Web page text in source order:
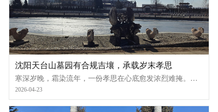
沈阳天台山墓园有合规吉壤，承载岁末孝思
寒深岁晚，霜染流年，一份孝思在心底愈发浓烈难掩。为
逝去的亲人择一处国有合规、山环水抱、文脉相承且通达
年末最庄重、最虔诚的托付。
2026-04-23